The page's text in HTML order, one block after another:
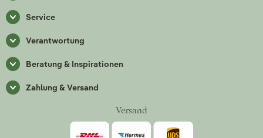
Service
Verantwortung
Beratung & Inspirationen
Zahlung & Versand
Versand